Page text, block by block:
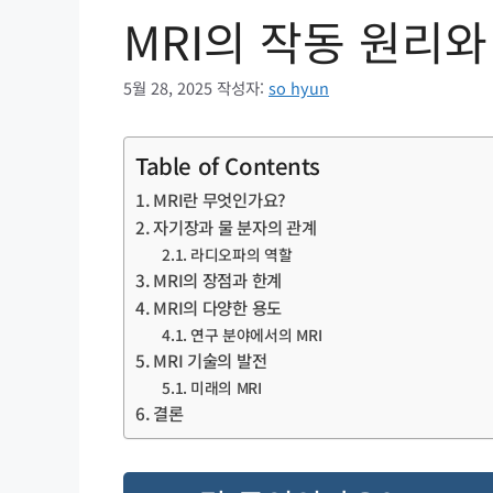
MRI의 작동 원리
5월 28, 2025 작성자: so hyun
Table of Contents
MRI란 무엇인가요?
자기장과 물 분자의 관계
라디오파의 역할
MRI의 장점과 한계
MRI의 다양한 용도
연구 분야에서의 MRI
MRI 기술의 발전
미래의 MRI
결론